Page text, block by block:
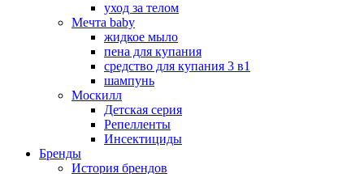
уход за телом
Мечта baby
жидкое мыло
пена для купания
средство для купания 3 в1
шампунь
Москилл
Детская серия
Репелленты
Инсектициды
Бренды
История брендов